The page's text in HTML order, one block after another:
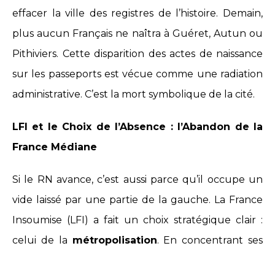
effacer la ville des registres de l’histoire. Demain,
plus aucun Français ne naîtra à Guéret, Autun ou
Pithiviers. Cette disparition des actes de naissance
sur les passeports est vécue comme une radiation
administrative. C’est la mort symbolique de la cité.
LFI et le Choix de l’Absence : l’Abandon de la
France Médiane
Si le RN avance, c’est aussi parce qu’il occupe un
vide laissé par une partie de la gauche. La France
Insoumise (LFI) a fait un choix stratégique clair :
celui de la métropolisation. En concentrant ses